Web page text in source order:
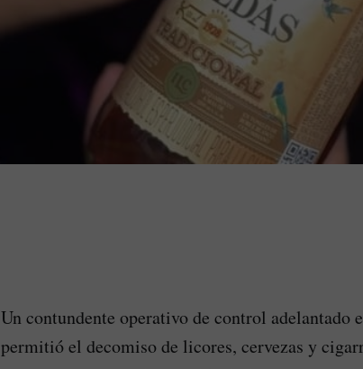
Un contundente operativo de control adelantado
permitió el decomiso de licores, cervezas y